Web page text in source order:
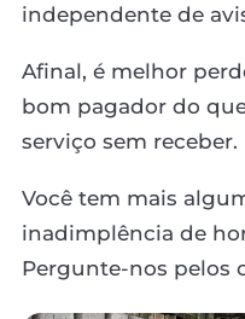
independente de
Afinal, é melhor
bom pagador do
serviço sem receber.
Você tem mais
inadimplência de
Pergunte-nos pelos